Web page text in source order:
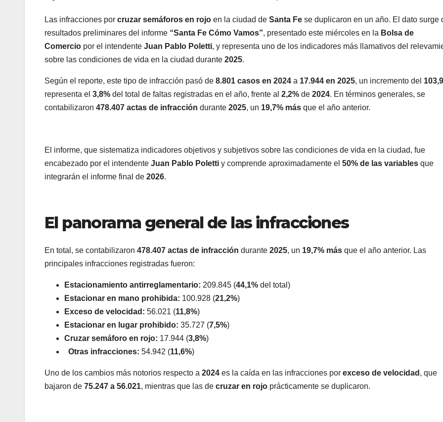
Las infracciones por cruzar semáforos en rojo en la ciudad de Santa Fe se duplicaron en un año. El dato surge
resultados preliminares del informe “Santa Fe Cómo Vamos”, presentado este miércoles en la Bolsa de
Comercio por el intendente Juan Pablo Poletti, y representa uno de los indicadores más llamativos del
sobre las condiciones de vida en la ciudad durante 2025.
Según el reporte, este tipo de infracción pasó de 8.801 casos en 2024 a 17.944 en 2025, un incremento del
representa el 3,8% del total de faltas registradas en el año, frente al 2,2% de 2024. En términos generales, se
contabilizaron 478.407 actas de infracción durante 2025, un 19,7% más que el año anterior.
El informe, que sistematiza indicadores objetivos y subjetivos sobre las condiciones de vida en la ciudad, fue
encabezado por el intendente Juan Pablo Poletti y comprende aproximadamente el 50% de las variables que
integrarán el informe final de 2026.
El panorama general de las infracciones
En total, se contabilizaron 478.407 actas de infracción durante 2025, un 19,7% más que el año anterior. Las
principales infracciones registradas fueron:
Estacionamiento antirreglamentario: 209.845 (44,1% del total)
Estacionar en mano prohibida: 100.928 (21,2%)
Exceso de velocidad: 56.021 (11,8%)
Estacionar en lugar prohibido: 35.727 (7,5%)
Cruzar semáforo en rojo: 17.944 (3,8%)
Otras infracciones: 54.942 (11,6%)
Uno de los cambios más notorios respecto a 2024 es la caída en las infracciones por exceso de velocidad , que
bajaron de 75.247 a 56.021, mientras que las de cruzar en rojo prácticamente se duplicaron.